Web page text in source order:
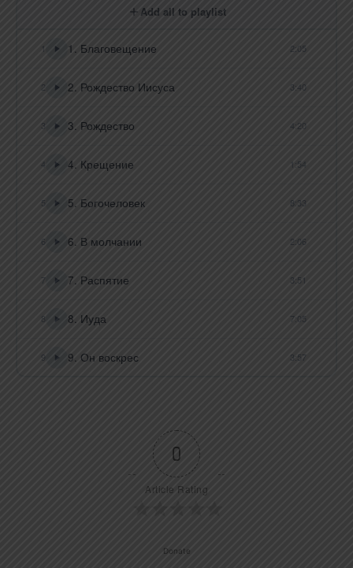
Add all to playlist
1 1. Благовещение 2:05
2 2. Рождество Иисуса 3:40
3 3. Рождество 4:20
4 4. Крещение 1:54
5 5. Богочеловек 8:33
6 6. В молчании 2:06
7 7. Распятие 3:51
8 8. Иуда 7:05
9 9. Он воскрес 3:57
0
Article Rating
Donate